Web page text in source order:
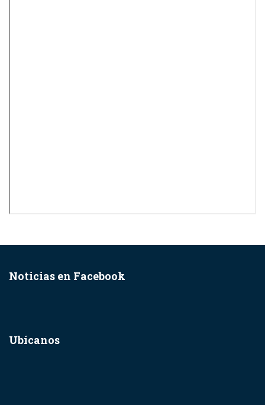
Noticias en Facebook
Ubícanos